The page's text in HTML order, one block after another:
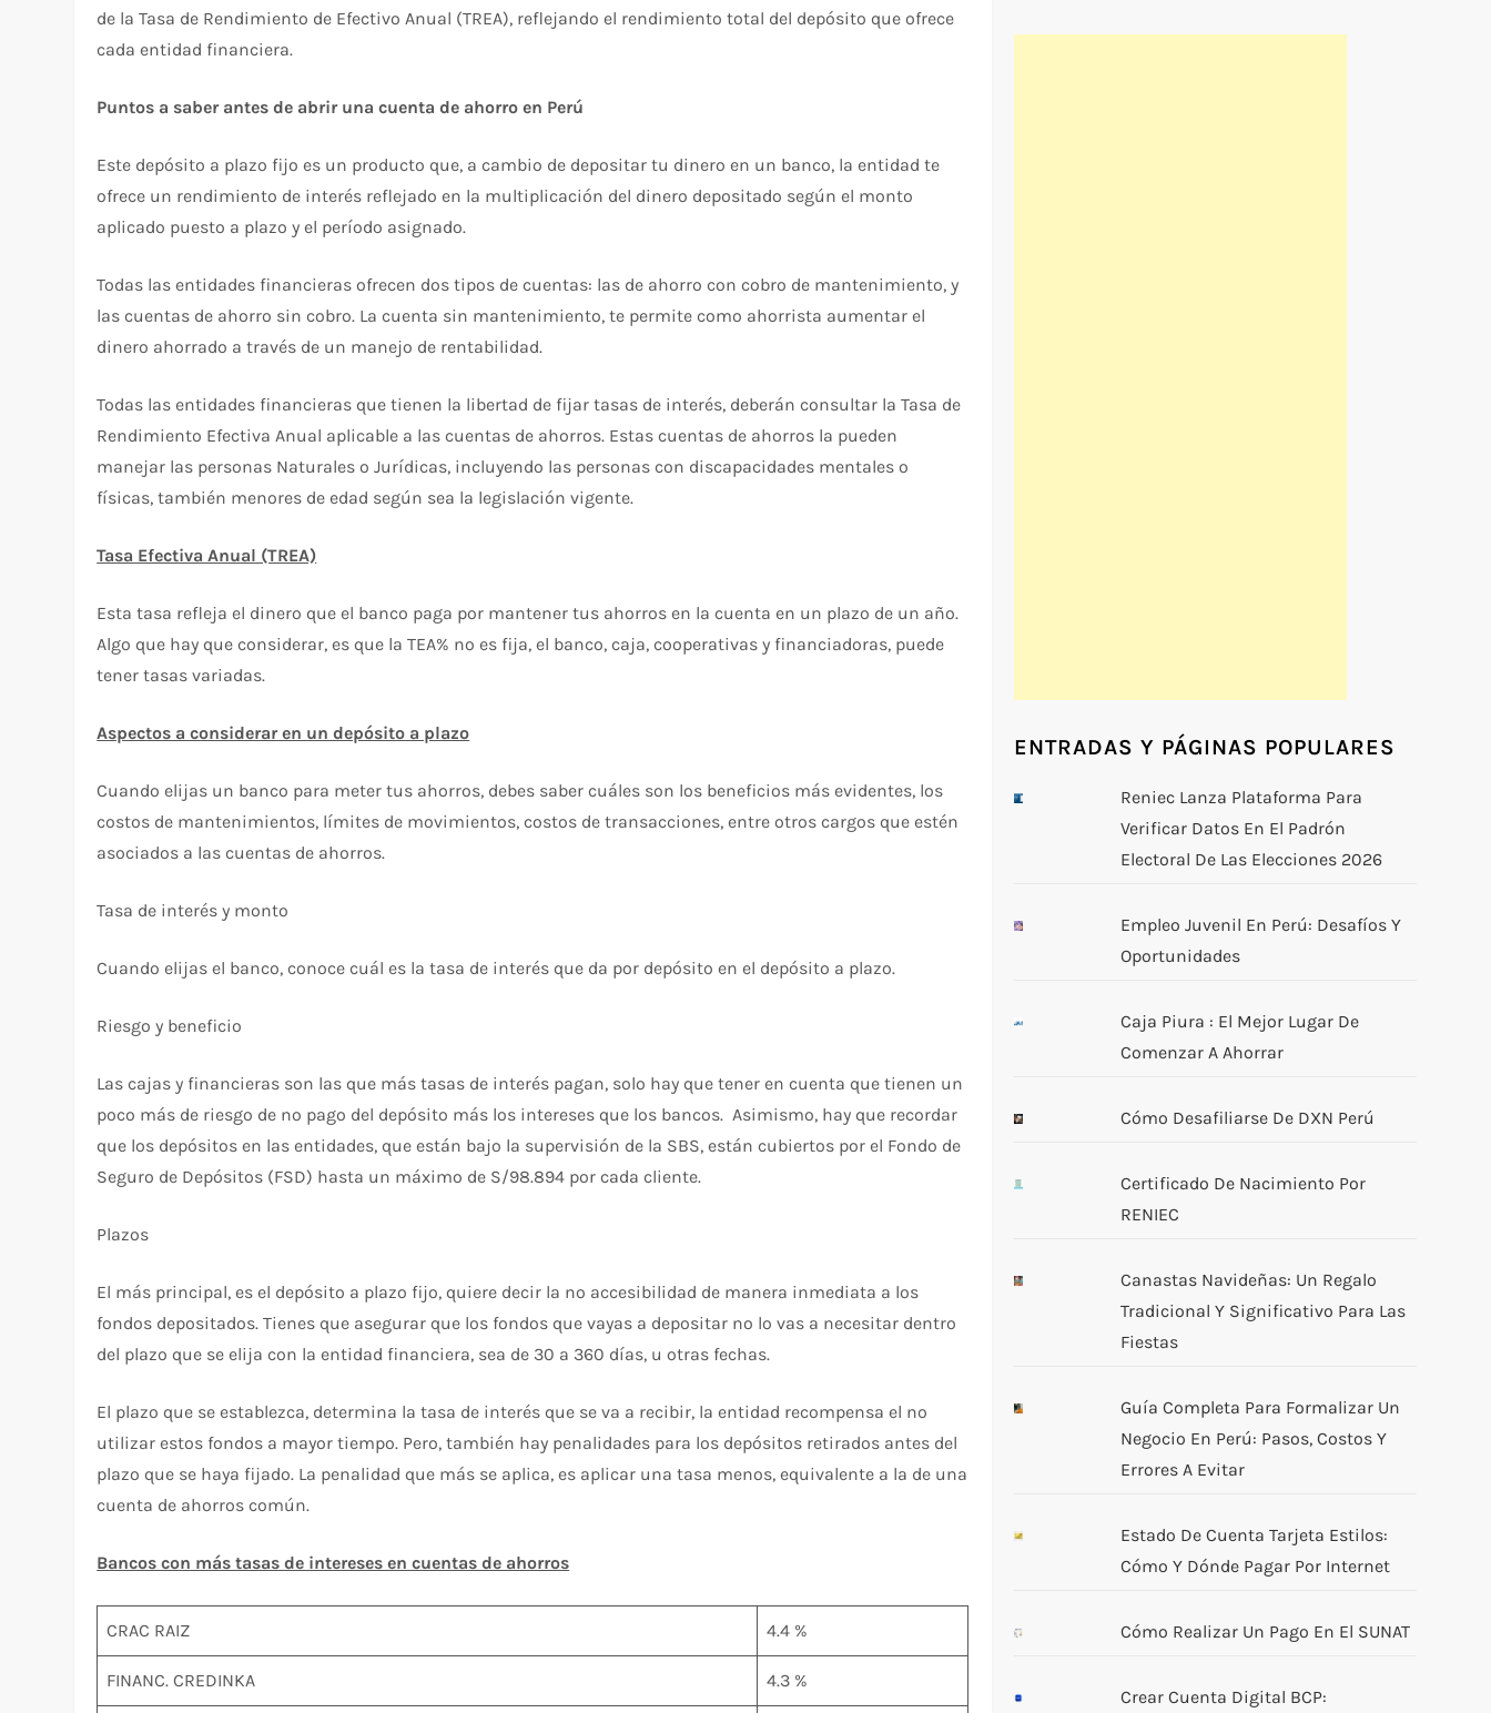
de la Tasa de Rendimiento de Efectivo Anual (TREA), reflejando el rendimiento total del depósito que ofrece
cada entidad financiera.
Puntos a saber antes de abrir una cuenta de ahorro en Perú
Este depósito a plazo fijo es un producto que, a cambio de depositar tu dinero en un banco, la entidad te
ofrece un rendimiento de interés reflejado en la multiplicación del dinero depositado según el monto
aplicado puesto a plazo y el período asignado.
Todas las entidades financieras ofrecen dos tipos de cuentas: las de ahorro con cobro de mantenimiento, y
las cuentas de ahorro sin cobro. La cuenta sin mantenimiento, te permite como ahorrista aumentar el
dinero ahorrado a través de un manejo de rentabilidad.
Todas las entidades financieras que tienen la libertad de fijar tasas de interés, deberán consultar la Tasa de
Rendimiento Efectiva Anual aplicable a las cuentas de ahorros. Estas cuentas de ahorros la pueden
manejar las personas Naturales o Jurídicas, incluyendo las personas con discapacidades mentales o
físicas, también menores de edad según sea la legislación vigente.
Tasa Efectiva Anual (TREA)
Esta tasa refleja el dinero que el banco paga por mantener tus ahorros en la cuenta en un plazo de un año.
Algo que hay que considerar, es que la TEA% no es fija, el banco, caja, cooperativas y financiadoras, puede
tener tasas variadas.
Aspectos a considerar en un depósito a plazo
Cuando elijas un banco para meter tus ahorros, debes saber cuáles son los beneficios más evidentes, los
costos de mantenimientos, límites de movimientos, costos de transacciones, entre otros cargos que estén
asociados a las cuentas de ahorros.
Tasa de interés y monto
Cuando elijas el banco, conoce cuál es la tasa de interés que da por depósito en el depósito a plazo.
Riesgo y beneficio
Las cajas y financieras son las que más tasas de interés pagan, solo hay que tener en cuenta que tienen un
poco más de riesgo de no pago del depósito más los intereses que los bancos. Asimismo, hay que recordar
que los depósitos en las entidades, que están bajo la supervisión de la SBS, están cubiertos por el Fondo de
Seguro de Depósitos (FSD) hasta un máximo de S/98.894 por cada cliente.
Plazos
El más principal, es el depósito a plazo fijo, quiere decir la no accesibilidad de manera inmediata a los
fondos depositados. Tienes que asegurar que los fondos que vayas a depositar no lo vas a necesitar dentro
del plazo que se elija con la entidad financiera, sea de 30 a 360 días, u otras fechas.
El plazo que se establezca, determina la tasa de interés que se va a recibir, la entidad recompensa el no
utilizar estos fondos a mayor tiempo. Pero, también hay penalidades para los depósitos retirados antes del
plazo que se haya fijado. La penalidad que más se aplica, es aplicar una tasa menos, equivalente a la de una
cuenta de ahorros común.
Bancos con más tasas de intereses en cuentas de ahorros
CRAC RAIZ 4.4 %
FINANC. CREDINKA 4.3 %
ENTRADAS Y PÁGINAS POPULARES
Reniec Lanza Plataforma Para
Verificar Datos En El Padrón
Electoral De Las Elecciones 2026
Empleo Juvenil En Perú: Desafíos Y
Oportunidades
Caja Piura : El Mejor Lugar De
Comenzar A Ahorrar
Cómo Desafiliarse De DXN Perú
Certificado De Nacimiento Por
RENIEC
Canastas Navideñas: Un Regalo
Tradicional Y Significativo Para Las
Fiestas
Guía Completa Para Formalizar Un
Negocio En Perú: Pasos, Costos Y
Errores A Evitar
Estado De Cuenta Tarjeta Estilos:
Cómo Y Dónde Pagar Por Internet
Cómo Realizar Un Pago En El SUNAT
Crear Cuenta Digital BCP: